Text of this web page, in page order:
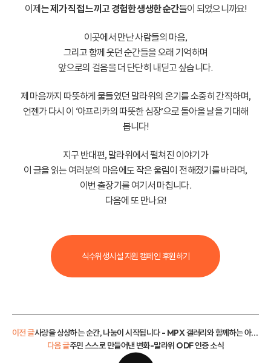
이제는제가 직접 느끼고 경험한 생생한 순간들이 되었으니까요!
이곳에서 만난 사람들의 마음,
그리고 함께 웃던 순간들을 오래 기억하며
앞으로의 걸음을 더 단단히 내딛고 싶습니다.
제 마음까지 따뜻하게 물들였던 말라위의 온기를 소중히 간직하며,
언젠가 다시 이 ‘아프리카의 따뜻한 심장’으로 돌아올 날을 기대해
봅니다!
지구 반대편, 말라위에서 펼쳐진 이야기가
이 글을 읽는 여러분의 마음에도 작은 울림이 전해졌기를 바라며,
이번 출장기를 여기서 마칩니다.
다음에 또 만나요!
식수위생시설 지원 캠페인 후원하기
이전 글
사랑을 상상하는 순간, 나눔이 시작됩니다 - MPX 갤러리와 함께하는 아트컬렉션
주민 스스로 만들어낸 변화-말라위 ODF 인증 소식
다음 글